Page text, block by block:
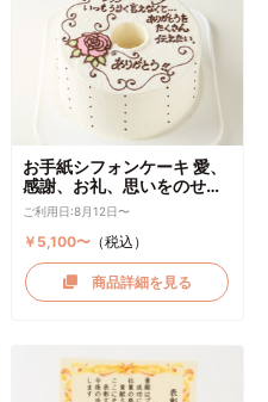
お手紙シフォンケーキ 愛、
感謝、お礼、思いをのせて
直径17cm
ご利用日:8月12日〜
￥5,100〜 （税込）
商品詳細を見る